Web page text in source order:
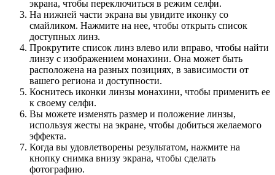
экрана, чтобы переключиться в режим селфи.
На нижней части экрана вы увидите иконку со
смайликом. Нажмите на нее, чтобы открыть список
доступных линз.
Прокрутите список линз влево или вправо, чтобы найти
линзу с изображением монахини. Она может быть
расположена на разных позициях, в зависимости от
вашего региона и доступности.
Коснитесь иконки линзы монахини, чтобы применить ее
к своему селфи.
Вы можете изменять размер и положение линзы,
используя жесты на экране, чтобы добиться желаемого
эффекта.
Когда вы удовлетворены результатом, нажмите на
кнопку снимка внизу экрана, чтобы сделать
фотографию.